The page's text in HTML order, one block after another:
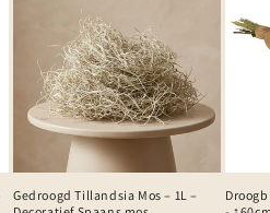
Gedroogd Tillandsia Mos – 1L –